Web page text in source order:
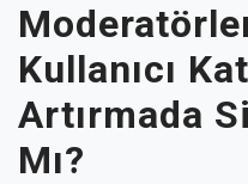
Kullanıcı
Artırmada
Mı?